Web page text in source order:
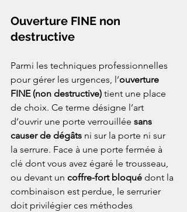
Ouverture FINE non
destructive
Parmi les techniques professionnelles
pour gérer les urgences, l’ouverture
FINE (non destructive) tient une place
de choix. Ce terme désigne l’art
d’ouvrir une porte verrouillée sans
causer de dégâts ni sur la porte ni sur
la serrure. Face à une porte fermée à
clé dont vous avez égaré le trousseau,
ou devant un coffre-fort bloqué dont la
combinaison est perdue, le serrurier
doit privilégier ces méthodes